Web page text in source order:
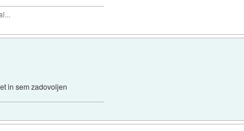
in sem zadovoljen